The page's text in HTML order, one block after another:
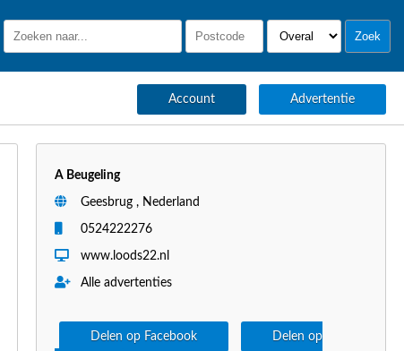
Account Advertentie
A Beugeling
Geesbrug , Nederland
0524222276
www.loods22.nl
Alle advertenties
Delen op Facebook Delen op